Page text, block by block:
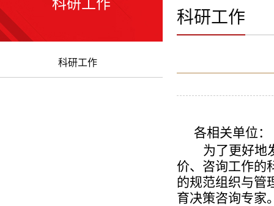
科研工作
科研工作
科研工作
各相关单位：
为了更好地
价、咨询工作的
的规范组织与管
育决策咨询专家